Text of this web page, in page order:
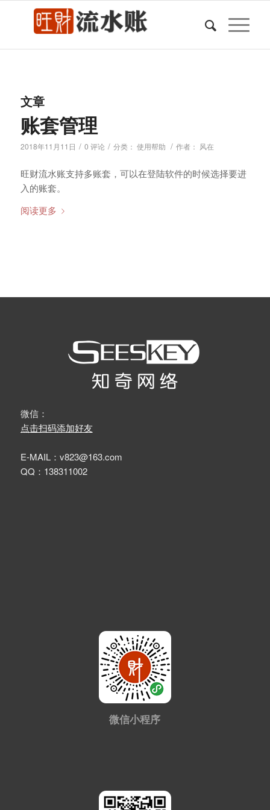
文章
账套管理
2018年11月11日 / 0 评论 / 分类： 使用帮助 / 作者： 风在
旺财流水账支持多账套，可以在登陆软件的时候选择要进
入的账套。
阅读更多
微信：
点击扫码添加好友
E-MAIL：v823@163.com
QQ：138311002
微信小程序